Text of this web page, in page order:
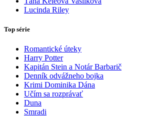
Lucinda Riley
Top série
Romantické úteky
Harry Potter
Kapitán Stein a Notár Barbarič
Denník odvážneho bojka
Krimi Dominika Dána
Učím sa rozprávať
Duna
Smradi